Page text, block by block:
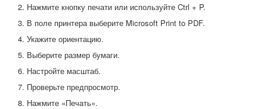
Нажмите кнопку печати или используйте Ctrl + P.
В поле принтера выберите Microsoft Print to PDF.
Укажите ориентацию.
Выберите размер бумаги.
Настройте масштаб.
Проверьте предпросмотр.
Нажмите «Печать».